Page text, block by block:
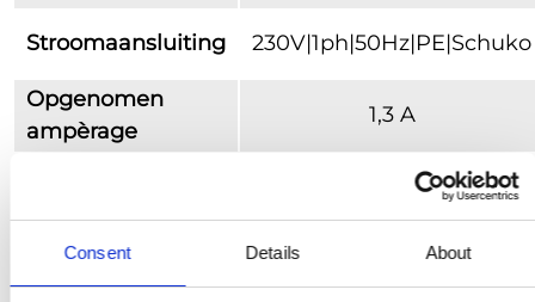
Consent Details About
Stroomaansluiting 230V|1ph|50Hz|PE|Schuko
Opgenomen
ampèrage
1,3 A
diesel, HVO,
petroleum/kerosine
Interne